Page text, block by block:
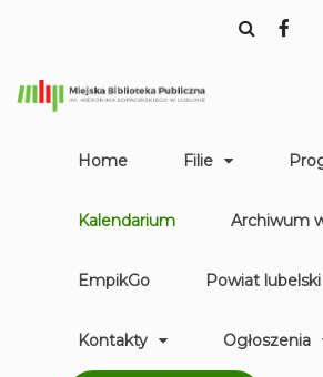
Home Filie
Kalendarium Archiwum
EmpikGo Powiat lubelski
Kontakty Ogłoszenia